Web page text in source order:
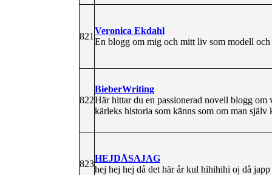
821
Veronica Ekdahl
En blogg om mig och mitt liv som modell och
822
BieberWriting
Här hittar du en passionerad novell blogg
kärleks historia som känns som om man själv
823
HEJDÅSAJAG
hej hej hej då det här år kul hihihihi oj då japp